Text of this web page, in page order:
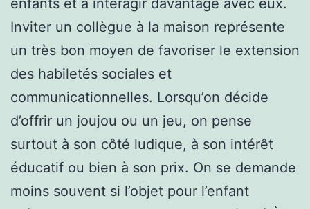
Inviter un collègue à la maison représente
un très bon moyen de favoriser le extension
des habiletés sociales et
communicationnelles. Lorsqu’on décide
d’offrir un joujou ou un jeu, on pense
surtout à son côté ludique, à son intérêt
éducatif ou bien à son prix. On se demande
moins souvent si l’objet pour l’enfant